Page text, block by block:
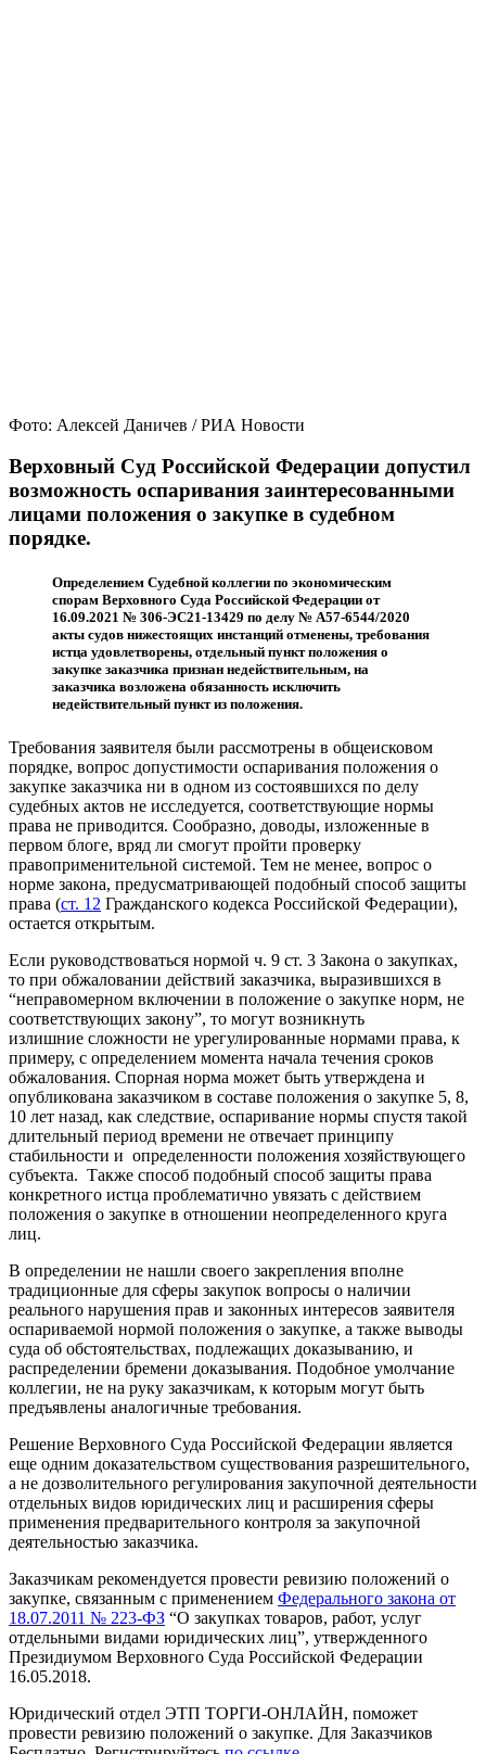
Фото: Алексей Даничев / РИА Новости
Верховный Суд Российской Федерации допустил
возможность оспаривания заинтересованными
лицами положения о закупке в судебном
порядке.
Определением Судебной коллегии по экономическим
спорам Верховного Суда Российской Федерации от
16.09.2021 № 306-ЭС21-13429 по делу № А57-6544/2020
акты судов нижестоящих инстанций отменены, требования
истца удовлетворены, отдельный пункт положения о
закупке заказчика признан недействительным, на
заказчика возложена обязанность исключить
недействительный пункт из положения.
Требования заявителя были рассмотрены в общеисковом
порядке, вопрос допустимости оспаривания положения о
закупке заказчика ни в одном из состоявшихся по делу
судебных актов не исследуется, соответствующие нормы
права не приводится. Сообразно, доводы, изложенные в
первом блоге, вряд ли смогут пройти проверку
правоприменительной системой. Тем не менее, вопрос о
норме закона, предусматривающей подобный способ защиты
права (ст. 12 Гражданского кодекса Российской Федерации),
остается открытым.
Если руководствоваться нормой ч. 9 ст. 3 Закона о закупках,
то при обжаловании действий заказчика, выразившихся в
“неправомерном включении в положение о закупке норм, не
соответствующих закону”, то могут возникнуть
излишние сложности не урегулированные нормами права, к
примеру, с определением момента начала течения сроков
обжалования. Спорная норма может быть утверждена и
опубликована заказчиком в составе положения о закупке 5, 8,
10 лет назад, как следствие, оспаривание нормы спустя такой
длительный период времени не отвечает принципу
стабильности и определенности положения хозяйствующего
субъекта. Также способ подобный способ защиты права
конкретного истца проблематично увязать с действием
положения о закупке в отношении неопределенного круга
лиц.
В определении не нашли своего закрепления вполне
традиционные для сферы закупок вопросы о наличии
реального нарушения прав и законных интересов заявителя
оспариваемой нормой положения о закупке, а также выводы
суда об обстоятельствах, подлежащих доказыванию, и
распределении бремени доказывания. Подобное умолчание
коллегии, не на руку заказчикам, к которым могут быть
предъявлены аналогичные требования.
Решение Верховного Суда Российской Федерации является
еще одним доказательством существования разрешительного,
а не дозволительного регулирования закупочной деятельности
отдельных видов юридических лиц и расширения сферы
применения предварительного контроля за закупочной
деятельностью заказчика.
Заказчикам рекомендуется провести ревизию положений о
закупке, связанным с применением Федерального закона от
18.07.2011 № 223-ФЗ “О закупках товаров, работ, услуг
отдельными видами юридических лиц”, утвержденного
Президиумом Верховного Суда Российской Федерации
16.05.2018.
Юридический отдел ЭТП ТОРГИ-ОНЛАЙН, поможет
провести ревизию положений о закупке. Для Заказчиков